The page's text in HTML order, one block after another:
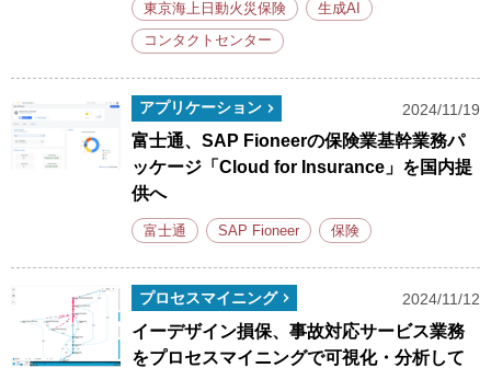
東京海上日動火災保険 生成AI
コンタクトセンター
アプリケーション 2024/11/19
富士通、SAP Fioneerの保険業基幹業務パ
ッケージ「Cloud for Insurance」を国内提
供へ
富士通 SAP Fioneer 保険
プロセスマイニング 2024/11/12
イーデザイン損保、事故対応サービス業務
をプロセスマイニングで可視化・分析して